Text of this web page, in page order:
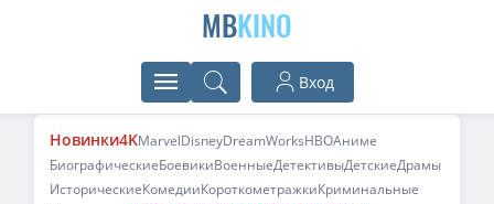
MBKINO
Вход
Новинки4KMarvelDisneyDreamWorksHBOАниме
БиографическиеБоевикиВоенныеДетективыДетскиеДрамы
ИсторическиеКомедииКороткометражкиКриминальные